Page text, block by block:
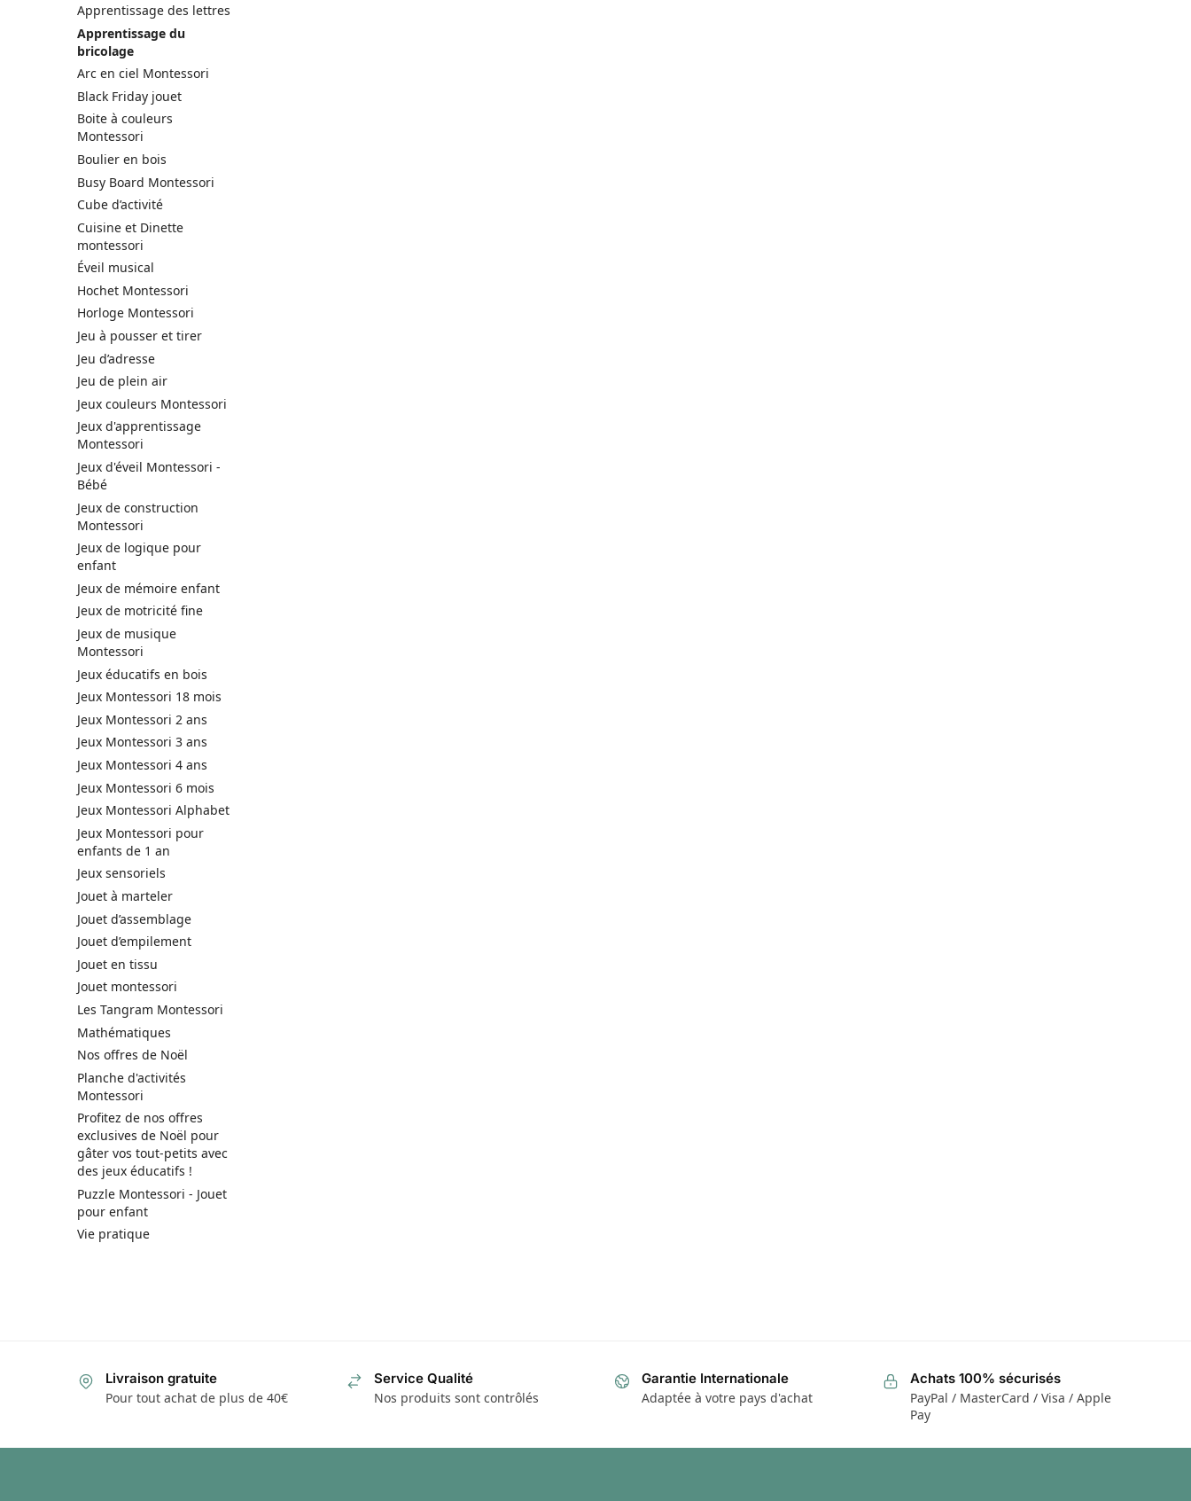
Apprentissage des lettres
Apprentissage du
bricolage
Arc en ciel Montessori
Black Friday jouet
Boite à couleurs
Montessori
Boulier en bois
Busy Board Montessori
Cube d’activité
Cuisine et Dinette
montessori
Éveil musical
Hochet Montessori
Horloge Montessori
Jeu à pousser et tirer
Jeu d’adresse
Jeu de plein air
Jeux couleurs Montessori
Jeux d'apprentissage
Montessori
Jeux d'éveil Montessori -
Bébé
Jeux de construction
Montessori
Jeux de logique pour
enfant
Jeux de mémoire enfant
Jeux de motricité fine
Jeux de musique
Montessori
Jeux éducatifs en bois
Jeux Montessori 18 mois
Jeux Montessori 2 ans
Jeux Montessori 3 ans
Jeux Montessori 4 ans
Jeux Montessori 6 mois
Jeux Montessori Alphabet
Jeux Montessori pour
enfants de 1 an
Jeux sensoriels
Jouet à marteler
Jouet d’assemblage
Jouet d’empilement
Jouet en tissu
Jouet montessori
Les Tangram Montessori
Mathématiques
Nos offres de Noël
Planche d'activités
Montessori
Profitez de nos offres
exclusives de Noël pour
gâter vos tout-petits avec
des jeux éducatifs !
Puzzle Montessori - Jouet
pour enfant
Vie pratique
Livraison gratuite
Pour tout achat de plus de 40€
Service Qualité
Nos produits sont contrôlés
Garantie Internationale
Adaptée à votre pays d'achat
Achats 100% sécurisés
PayPal / MasterCard / Visa / Apple
Pay